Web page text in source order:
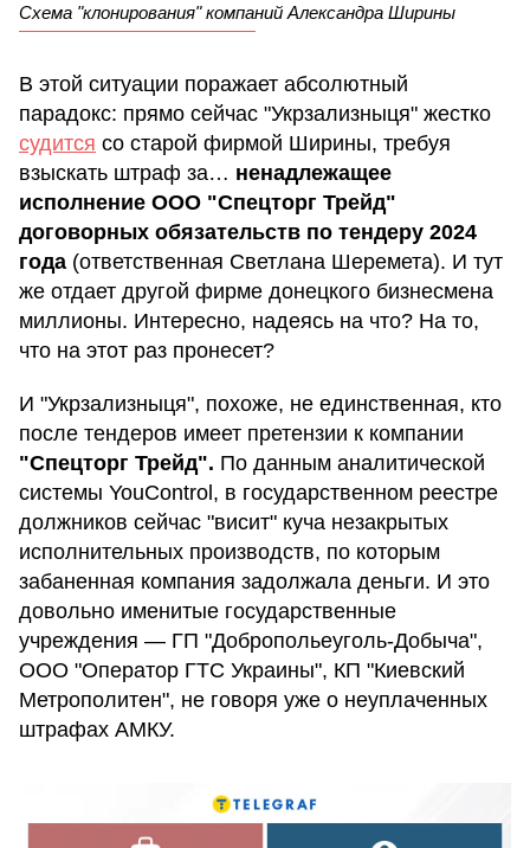
Схема "клонирования" компаний Александра Ширины
В этой ситуации поражает абсолютный
парадокс: прямо сейчас "Укрзализныця" жестко
судится со старой фирмой Ширины, требуя
взыскать штраф за… ненадлежащее
исполнение ООО "Спецторг Трейд"
договорных обязательств по тендеру 2024
года (ответственная Светлана Шеремета). И тут
же отдает другой фирме донецкого бизнесмена
миллионы. Интересно, надеясь на что? На то,
что на этот раз пронесет?
И "Укрзализныця", похоже, не единственная, кто
после тендеров имеет претензии к компании
"Спецторг Трейд". По данным аналитической
системы YouControl, в государственном реестре
должников сейчас "висит" куча незакрытых
исполнительных производств, по которым
забаненная компания задолжала деньги. И это
довольно именитые государственные
учреждения — ГП "Добропольеуголь-Добыча",
ООО "Оператор ГТС Украины", КП "Киевский
Метрополитен", не говоря уже о неуплаченных
штрафах АМКУ.